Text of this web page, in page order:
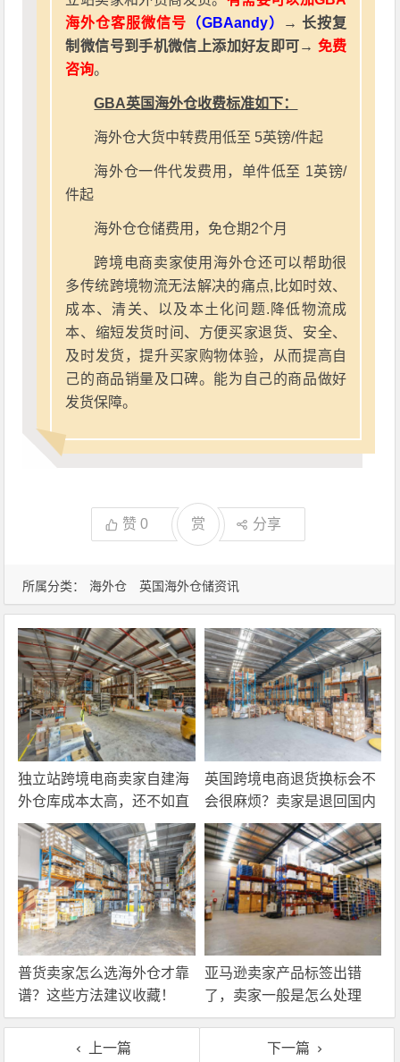
所属分类： 海外仓 英国海外仓储资讯
海外仓客服微信号 （GBAandy）
→ 长按复
制微信号到手机微信上添加好友即可→ 免费
咨询。
GBA英国海外仓收费标准如下：
海外仓大货中转费用低至 5英镑/件起
海外仓一件代发费用，单件低至 1英镑/
件起
海外仓仓储费用，免仓期2个月
跨境电商卖家使用海外仓还可以帮助很
多传统跨境物流无法解决的痛点,比如时效、
成本、清关、以及本土化问题.降低物流成
本、缩短发货时间、方便买家退货、安全、
及时发货，提升买家购物体验，从而提高自
己的商品销量及口碑。能为自己的商品做好
发货保障。
赞0 赏 分享
独立站跨境电商卖家自建海
外仓库成本太高，还不如直
接找第三方自营海外仓！
英国跨境电商退货换标会不
会很麻烦？卖家是退回国内
还是在海外直接处理？
普货卖家怎么选海外仓才靠
谱？这些方法建议收藏！
亚马逊卖家产品标签出错
了，卖家一般是怎么处理
的？
上一篇
下一篇